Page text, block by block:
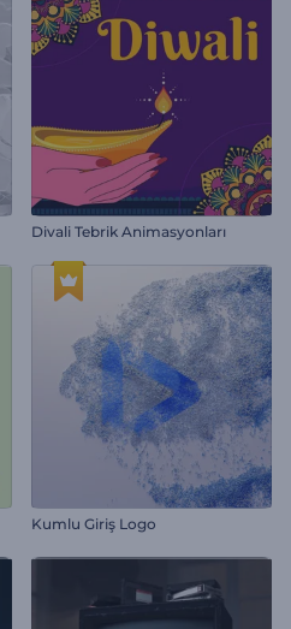
Divali Tebrik Animasyonları
Kumlu Giriş Logo